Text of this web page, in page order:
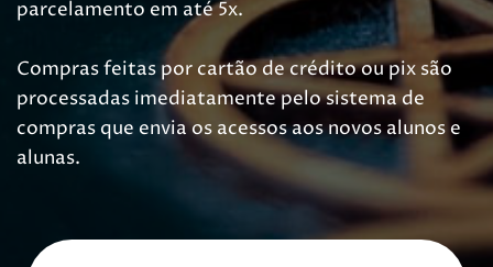
parcelamento em até 5x.
Compras feitas por cartão de crédito ou pix são
processadas imediatamente pelo sistema de
compras que envia os acessos aos novos alunos e
alunas.